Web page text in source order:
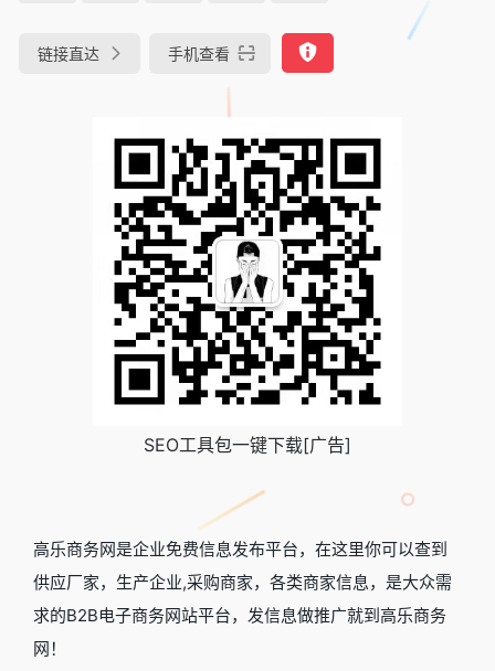
链接直达 手机查看
SEO工具包一键下载[广告]
高乐商务网是企业免费信息发布平台，在这里你可以查到
供应厂家，生产企业,采购商家，各类商家信息，是大众需
求的B2B电子商务网站平台，发信息做推广就到高乐商务
网！